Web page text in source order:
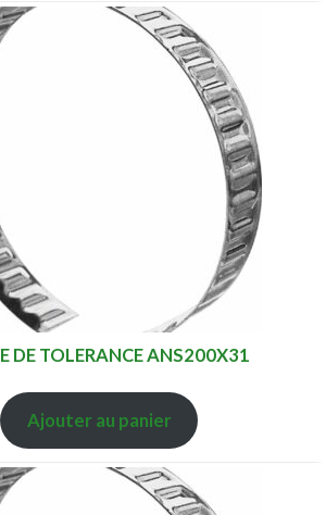
DE TOLERANCE ANS200X31
Ajouter au panier